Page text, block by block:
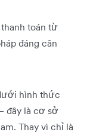
toán từ
đáng cân
hình thức
đây là cơ sở
Thay vì chỉ là